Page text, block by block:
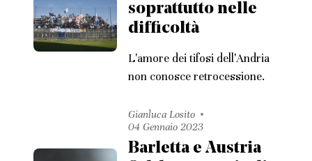
soprattutto nelle
difficoltà
L'amore dei tifosi dell'Andria
non conosce retrocessione.
Gianluca Losito
04 Gennaio 2023
Barletta e Austria